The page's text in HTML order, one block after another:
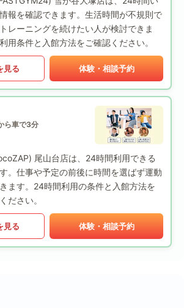
報を確認できます。生活時間が不規則で
レーニングを続けたい人が検討できま
用条件と入館方法をご確認ください。
見る 体験・相談予約
ら車で3分
尾山台店は、24時間利用できる
。仕事や予定の前後に時間を選ばず運動
ます。24時間利用の条件と入館方法を
ださい。
見る 体験・相談予約